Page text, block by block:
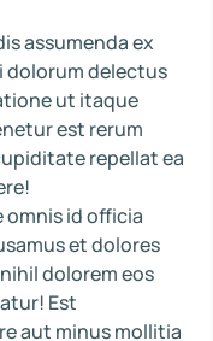
assumenda ex
dolorum delectus
ut itaque
est rerum
repellat ea
omnis id officia
et dolores
dolorem eos
Est
aut minus mollitia